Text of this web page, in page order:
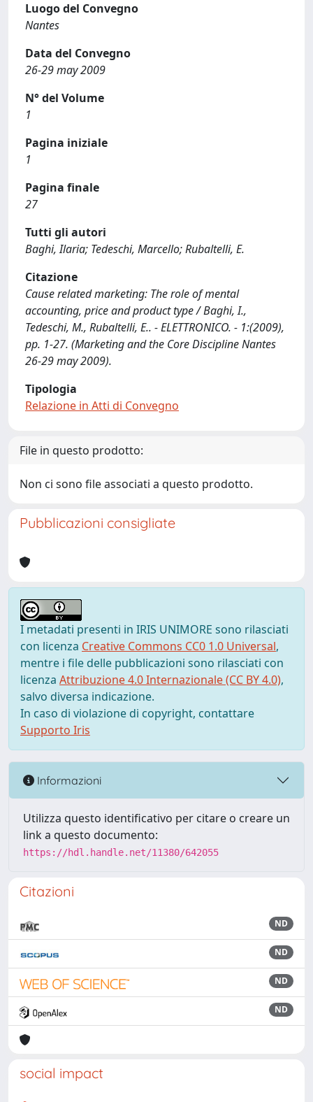
Luogo del Convegno
Nantes
Data del Convegno
26-29 may 2009
N° del Volume
1
Pagina iniziale
1
Pagina finale
27
Tutti gli autori
Baghi, Ilaria; Tedeschi, Marcello; Rubaltelli, E.
Citazione
Cause related marketing: The role of mental
accounting, price and product type / Baghi, I.,
Tedeschi, M., Rubaltelli, E.. - ELETTRONICO. - 1:(2009),
pp. 1-27. (Marketing and the Core Discipline Nantes
26-29 may 2009).
Tipologia
Relazione in Atti di Convegno
File in questo prodotto:
Non ci sono file associati a questo prodotto.
Pubblicazioni consigliate
I metadati presenti in IRIS UNIMORE sono rilasciati
con licenza Creative Commons CC0 1.0 Universal,
mentre i file delle pubblicazioni sono rilasciati con
licenza Attribuzione 4.0 Internazionale (CC BY 4.0),
salvo diversa indicazione.
In caso di violazione di copyright, contattare
Supporto Iris
Informazioni
Utilizza questo identificativo per citare o creare un
link a questo documento:
https://hdl.handle.net/11380/642055
Citazioni
ND
ND
ND
ND
social impact